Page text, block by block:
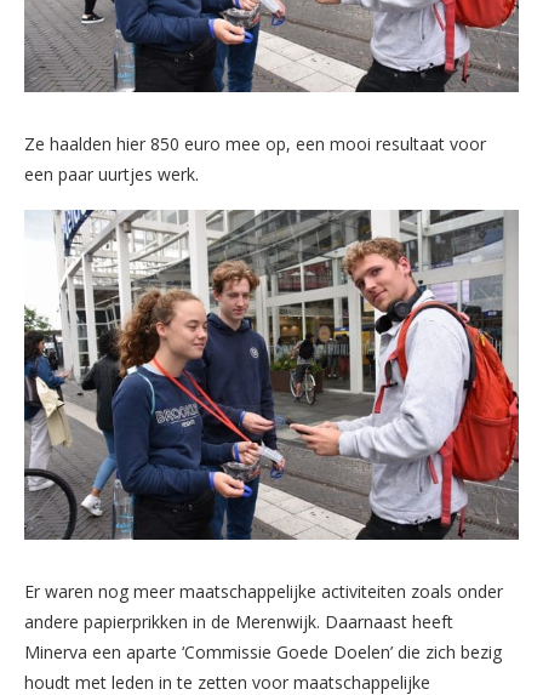
Ze haalden hier 850 euro mee op, een mooi resultaat voor
een paar uurtjes werk.
Er waren nog meer maatschappelijke activiteiten zoals onder
andere papierprikken in de Merenwijk. Daarnaast heeft
Minerva een aparte ‘Commissie Goede Doelen’ die zich bezig
houdt met leden in te zetten voor maatschappelijke